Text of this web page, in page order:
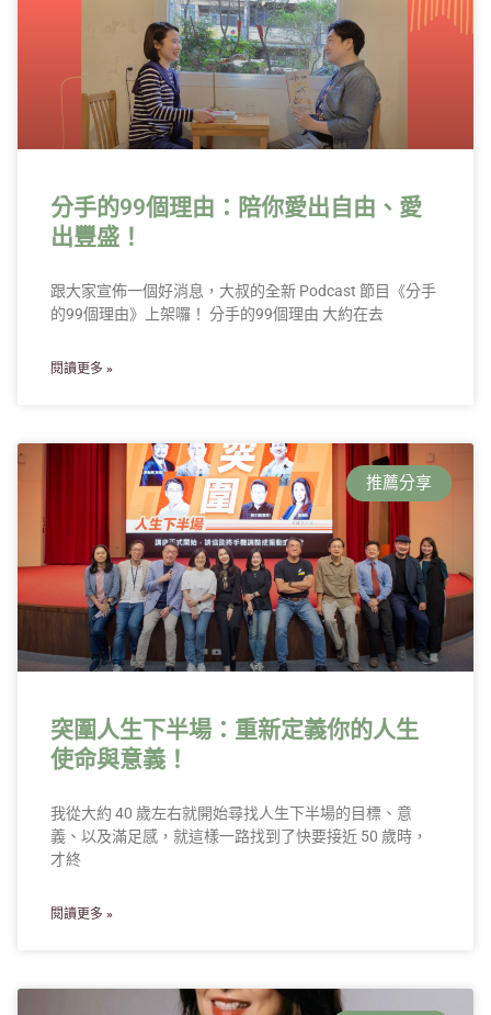
分手的99個理由：陪你愛出自由、愛
出豐盛！
跟大家宣佈一個好消息，大叔的全新 Podcast 節目《分手
的99個理由》上架囉！ 分手的99個理由 大約在去
閱讀更多 »
推薦分享
突圍人生下半場：重新定義你的人生
使命與意義！
我從大約 40 歲左右就開始尋找人生下半場的目標、意
義、以及滿足感，就這樣一路找到了快要接近 50 歲時，
才終
閱讀更多 »